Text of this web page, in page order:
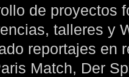
de proyectos
talleres y
reportajes en
Match, Der